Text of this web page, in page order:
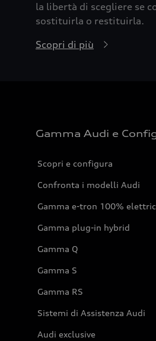
la libertà di scegliere se
sostituirla o restituirla.
Scopri di più
Gamma Audi e
Scopri e configura
Confronta i modelli Audi
Gamma e-tron 100%
Gamma plug-in hybrid
Gamma Q
Gamma S
Gamma RS
Sistemi di Assistenza Audi
Audi exclusive